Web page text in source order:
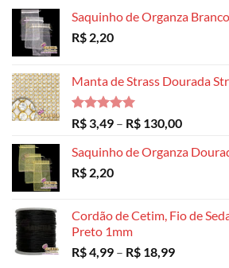
Saquinho de Organza
R$ 2,20
Manta de Strass Dourada
Avaliação
5.00
de 5
R$ 3,49 – R$ 130,00Faixa
preço:
Saquinho de Organza
R$ 2,20
Cordão de Cetim, Fio de
Preto 1mm
R$4,99 – R$ 18,99Faixa